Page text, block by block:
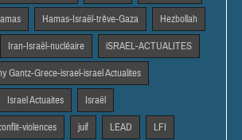
Hamas-Israël-trêve-Gaza Hezbollah
Iran-Israël-nucléaire iSRAEL-ACTUALITES
Gantz-Grece-israel-israel Actualites
Israel Actuaites Israël
violences juif LEAD LFI